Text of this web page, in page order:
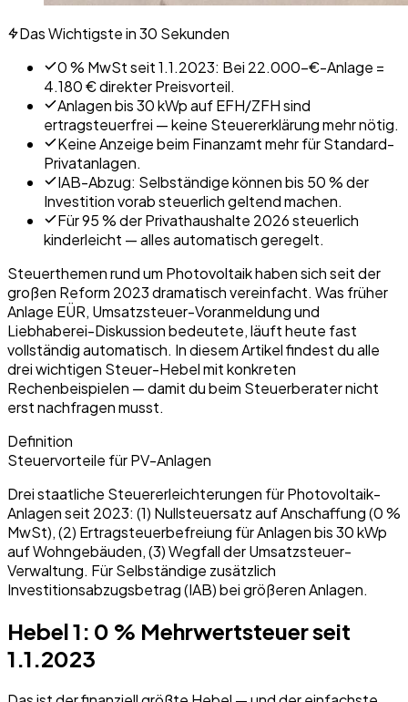
Das Wichtigste in 30 Sekunden
0 % MwSt seit 1.1.2023: Bei 22.000-€-Anlage =
4.180 € direkter Preisvorteil.
Anlagen bis 30 kWp auf EFH/ZFH sind
ertragsteuerfrei — keine Steuererklärung mehr nötig.
Keine Anzeige beim Finanzamt mehr für Standard-
Privatanlagen.
IAB-Abzug: Selbständige können bis 50 % der
Investition vorab steuerlich geltend machen.
Für 95 % der Privathaushalte 2026 steuerlich
kinderleicht — alles automatisch geregelt.
Steuerthemen rund um Photovoltaik haben sich seit der
großen Reform 2023 dramatisch vereinfacht. Was früher
Anlage EÜR, Umsatzsteuer-Voranmeldung und
Liebhaberei-Diskussion bedeutete, läuft heute fast
vollständig automatisch. In diesem Artikel findest du alle
drei wichtigen Steuer-Hebel mit konkreten
Rechenbeispielen — damit du beim Steuerberater nicht
erst nachfragen musst.
Definition
Steuervorteile für PV-Anlagen
Drei staatliche Steuererleichterungen für Photovoltaik-
Anlagen seit 2023: (1) Nullsteuersatz auf Anschaffung (0 %
MwSt), (2) Ertragsteuerbefreiung für Anlagen bis 30 kWp
auf Wohngebäuden, (3) Wegfall der Umsatzsteuer-
Verwaltung. Für Selbständige zusätzlich
Investitionsabzugsbetrag (IAB) bei größeren Anlagen.
Hebel 1: 0 % Mehrwertsteuer seit
1.1.2023